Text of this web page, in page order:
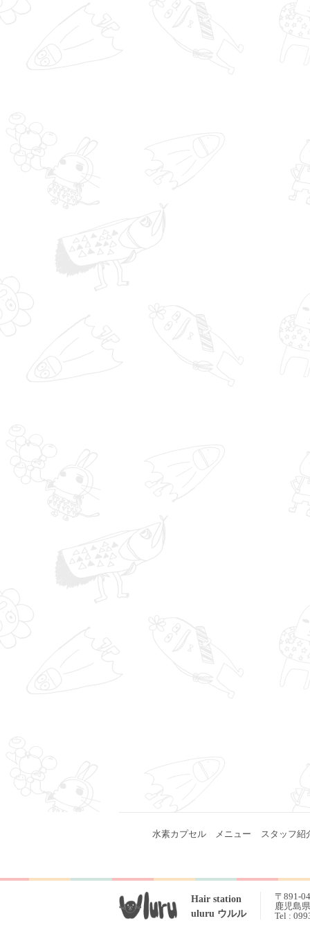
水素カプセル メニュー スタッフ紹
Hair station
uluru ウルル
〒891-
鹿児島
Tel :